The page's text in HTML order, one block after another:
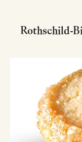
Rothschild-